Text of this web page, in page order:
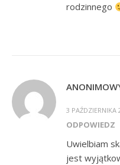
rodzinnego
3 PAŹDZIERNIKA
ODPOWIEDZ
Uwielbiam
jest